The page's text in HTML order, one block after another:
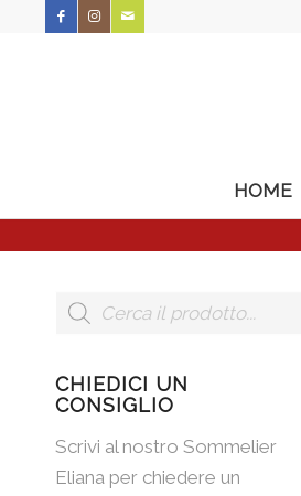
HOME
CHIEDICI UN
CONSIGLIO
Scrivi al nostro Sommelier
Eliana per chiedere un